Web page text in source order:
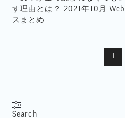
す理由とは？ 2021年10月
スまとめ
1
Search